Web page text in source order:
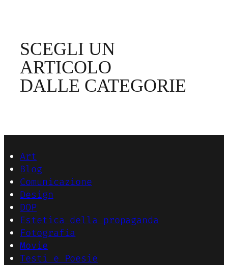
SCEGLI UN
ARTICOLO
DALLE CATEGORIE
Art
Blog
Comunicazione
Design
DOP
Estetica della propaganda
Fotografia
Movie
Testi e Poesie